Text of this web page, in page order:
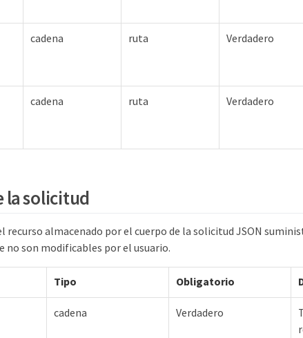
cadena ruta Verdadero
cadena ruta Verdadero
la solicitud
recurso almacenado por el cuerpo de la solicitud JSON
no son modificables por el usuario.
Tipo Obligatorio
cadena Verdadero